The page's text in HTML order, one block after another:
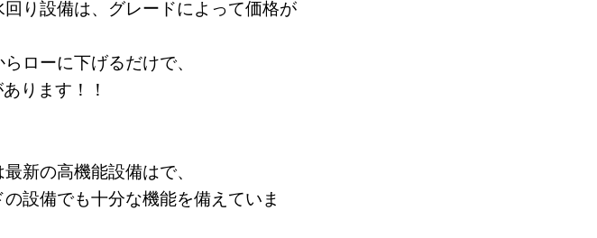
り設備は、グレードによって価格が
ローに下げるだけで、
ります！！
新の高機能設備はで、
設備でも十分な機能を備えていま